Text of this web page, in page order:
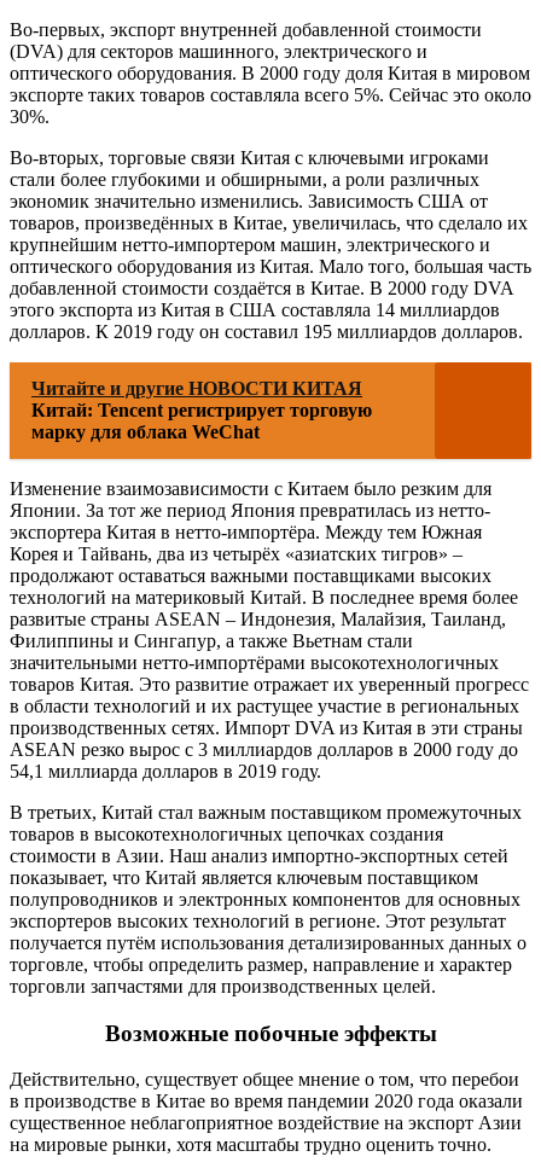
Во-первых, экспорт внутренней добавленной стоимости
(DVA) для секторов машинного, электрического и
оптического оборудования. В 2000 году доля Китая в мировом
экспорте таких товаров составляла всего 5%. Сейчас это около
30%.
Во-вторых, торговые связи Китая с ключевыми игроками
стали более глубокими и обширными, а роли различных
экономик значительно изменились. Зависимость США от
товаров, произведённых в Китае, увеличилась, что сделало их
крупнейшим нетто-импортером машин, электрического и
оптического оборудования из Китая. Мало того, большая часть
добавленной стоимости создаётся в Китае. В 2000 году DVA
этого экспорта из Китая в США составляла 14 миллиардов
долларов. К 2019 году он составил 195 миллиардов долларов.
Читайте и другие НОВОСТИ КИТАЯ
Китай: Tencent регистрирует торговую
марку для облака WeChat
Изменение взаимозависимости с Китаем было резким для
Японии. За тот же период Япония превратилась из нетто-
экспортера Китая в нетто-импортёра. Между тем Южная
Корея и Тайвань, два из четырёх «азиатских тигров» –
продолжают оставаться важными поставщиками высоких
технологий на материковый Китай. В последнее время более
развитые страны ASEAN – Индонезия, Малайзия, Таиланд,
Филиппины и Сингапур, а также Вьетнам стали
значительными нетто-импортёрами высокотехнологичных
товаров Китая. Это развитие отражает их уверенный прогресс
в области технологий и их растущее участие в региональных
производственных сетях. Импорт DVA из Китая в эти страны
ASEAN резко вырос с 3 миллиардов долларов в 2000 году до
54,1 миллиарда долларов в 2019 году.
В третьих, Китай стал важным поставщиком промежуточных
товаров в высокотехнологичных цепочках создания
стоимости в Азии. Наш анализ импортно-экспортных сетей
показывает, что Китай является ключевым поставщиком
полупроводников и электронных компонентов для основных
экспортеров высоких технологий в регионе. Этот результат
получается путём использования детализированных данных о
торговле, чтобы определить размер, направление и характер
торговли запчастями для производственных целей.
Возможные побочные эффекты
Действительно, существует общее мнение о том, что перебои
в производстве в Китае во время пандемии 2020 года оказали
существенное неблагоприятное воздействие на экспорт Азии
на мировые рынки, хотя масштабы трудно оценить точно.